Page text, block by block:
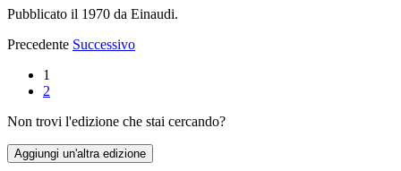
Pubblicato il 1970 da Einaudi.
Precedente Successivo
1
2
Non trovi l'edizione che stai cercando?
Aggiungi un'altra edizione